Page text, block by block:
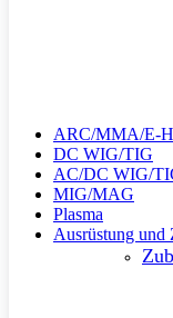
ARC/MMA/E-
DC WIG/TIG
AC/DC WIG/
MIG/MAG
Plasma
Ausrüstung und